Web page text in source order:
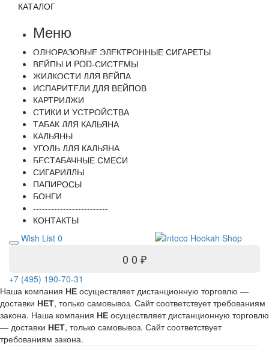
КАТАЛОГ
Меню
ОДНОРАЗОВЫЕ ЭЛЕКТРОННЫЕ СИГАРЕТЫ
ВЕЙПЫ И POD-СИСТЕМЫ
ЖИДКОСТИ ДЛЯ ВЕЙПА
ИСПАРИТЕЛИ ДЛЯ ВЕЙПОВ
КАРТРИДЖИ
СТИКИ И УСТРОЙСТВА
ТАБАК ДЛЯ КАЛЬЯНА
КАЛЬЯНЫ
УГОЛЬ ДЛЯ КАЛЬЯНА
БЕСТАБАЧНЫЕ СМЕСИ
СИГАРИЛЛЫ
ПАПИРОСЫ
БОНГИ
-------------------------
КОНТАКТЫ
Wish List 0
0 0 ₽
+7 (495) 190-70-31
Наша компания НЕ осуществляет дистанционную торговлю —
доставки НЕТ, только самовывоз. Сайт соответствует требованиям
закона. Наша компания НЕ осуществляет дистанционную торговлю
— доставки НЕТ, только самовывоз. Сайт соответствует
требованиям закона.